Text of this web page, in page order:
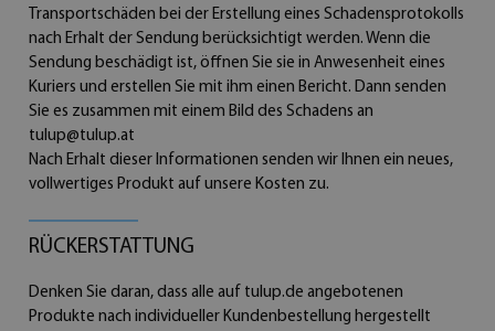
Transportschäden bei der Erstellung eines Schadensprotokolls
nach Erhalt der Sendung berücksichtigt werden. Wenn die
Sendung beschädigt ist, öffnen Sie sie in Anwesenheit eines
Kuriers und erstellen Sie mit ihm einen Bericht. Dann senden
Sie es zusammen mit einem Bild des Schadens an
tulup@tulup.at
Nach Erhalt dieser Informationen senden wir Ihnen ein neues,
vollwertiges Produkt auf unsere Kosten zu.
RÜCKERSTATTUNG
Denken Sie daran, dass alle auf tulup.de angebotenen
Produkte nach individueller Kundenbestellung hergestellt